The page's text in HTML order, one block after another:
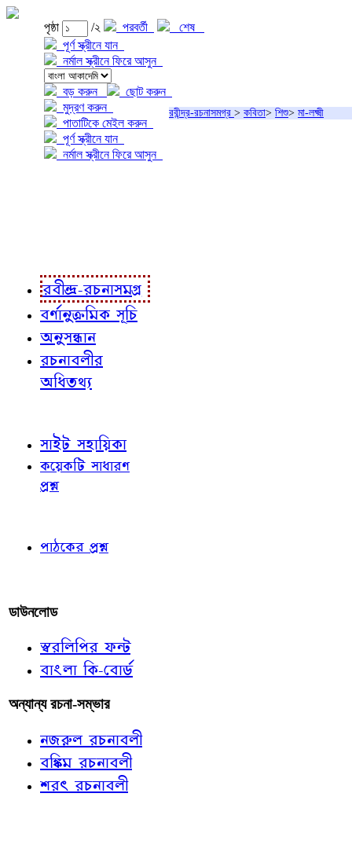
পৃষ্ঠা /২ পরবর্তী
শেষ
পূর্ণ স্ক্রীনে যান
নর্মাল স্ক্রীনে ফিরে আসুন
বড় করুন
ছোট করুন
মুদ্রণ করুন
পাতাটিকে মেইল করুন
পূর্ণ স্ক্রীনে যান
নর্মাল স্ক্রীনে ফিরে আসুন
রবীন্দ্র-রচনাসমগ্র > কবিতা> শিশু> মা-লক্ষ্মী
রবীন্দ্র-রচনাসমগ্র
বর্ণানুক্রমিক সূচি
অনুসন্ধান
রচনাবলীর
অধিতথ্য
সাইট সহায়িকা
কয়েকটি সাধারণ
প্রশ্ন
পাঠকের প্রশ্ন
ডাউনলোড
স্বরলিপির ফন্ট
বাংলা কি-বোর্ড
অন্যান্য রচনা-সম্ভার
নজরুল রচনাবলী
বঙ্কিম রচনাবলী
শরৎ রচনাবলী